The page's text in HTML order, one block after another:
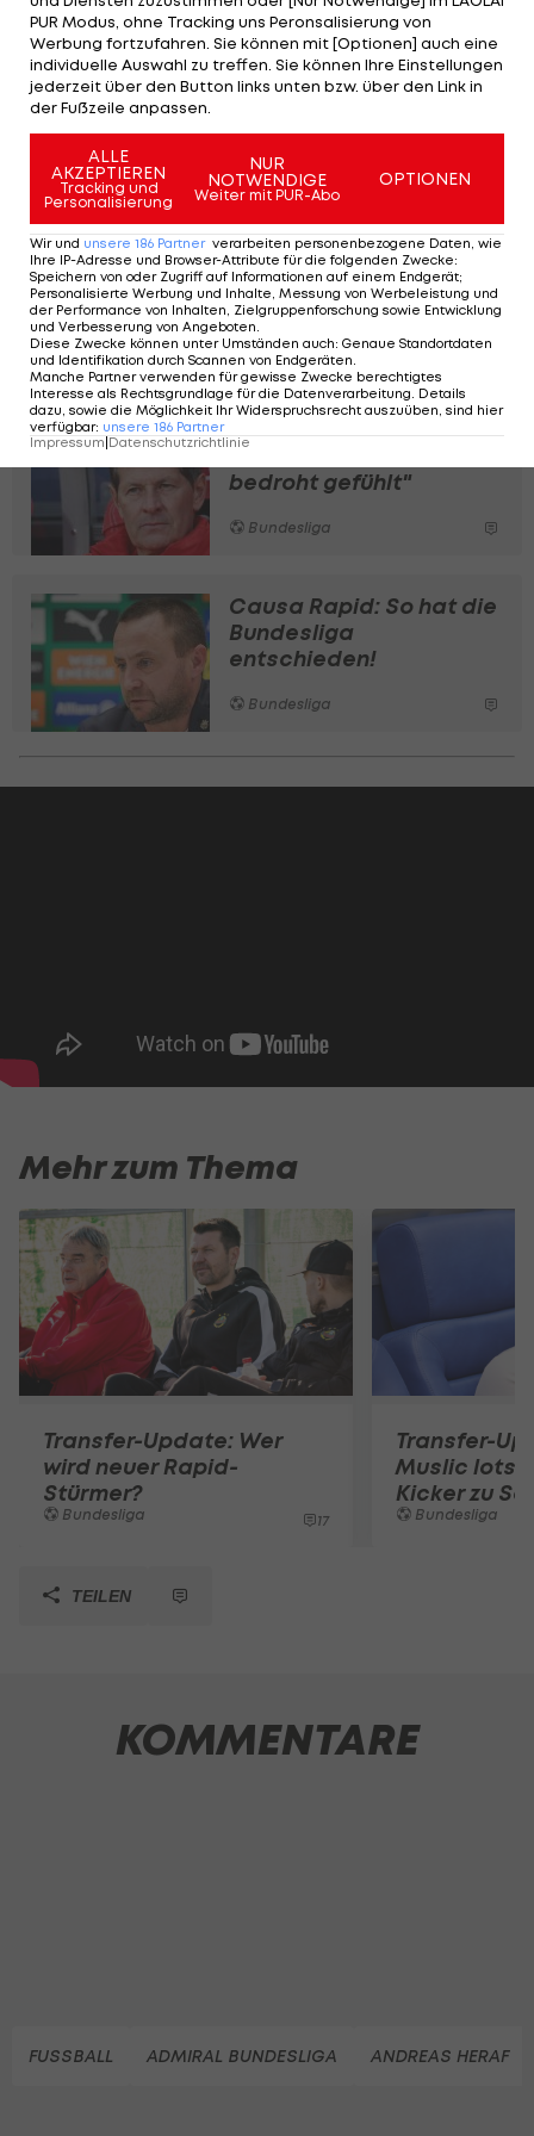
Feld gestellt wurden, kommen jeweils mit einem
Spiel Sperre davon. Frieser hatte Bundesliga-
Debütant Thomas Geris mit hohem Bein im
Gesicht getroffen, Routinier Grabher verhinderte
ein Rapid-Tor per Oberarm. Das Verfahren gegen
Rapid-Co-Trainer Thomas Kraus wurde indes
eingestellt.
DSV-Leoben-Kicker Chekhou Dieng bekam für sein
rüdes Foul an Amstettens Dominik Starkl zwei
Spiele Sperre, davon eines bedingt
aufgebrummt.
Heraf erklärt Fan-Disput:
"Familie hat sich
bedroht gefühlt"
Bundesliga
Causa Rapid: So hat die
Bundesliga
entschieden!
Bundesliga
Mehr zum Thema
Transfer-Update: Wer
wird neuer Rapid-
Stürmer?
Bundesliga 17
Transfer-
Muslic lotst
Kicker zu
Bundesliga
TEILEN
KOMMENTARE
FUSSBALL ADMIRAL BUNDESLIGA ANDREAS HERAF
PUR Modus, ohne Tracking uns Peronsalisierung von
Werbung fortzufahren. Sie können mit [Optionen] auch eine
individuelle Auswahl zu treffen. Sie können Ihre Einstellungen
jederzeit über den Button links unten bzw. über den Link in
der Fußzeile anpassen.
ALLE
AKZEPTIEREN
Tracking und
Personalisierung
NUR
NOTWENDIGE
Weiter mit PUR-Abo
OPTIONEN
Wir und unsere 186 Partner verarbeiten personenbezogene Daten, wie
Ihre IP-Adresse und Browser-Attribute für die folgenden Zwecke:
Speichern von oder Zugriff auf Informationen auf einem Endgerät;
Personalisierte Werbung und Inhalte, Messung von Werbeleistung und
der Performance von Inhalten, Zielgruppenforschung sowie Entwicklung
und Verbesserung von Angeboten.
Diese Zwecke können unter Umständen auch: Genaue Standortdaten
und Identifikation durch Scannen von Endgeräten.
Manche Partner verwenden für gewisse Zwecke berechtigtes
Interesse als Rechtsgrundlage für die Datenverarbeitung. Details
dazu, sowie die Möglichkeit Ihr Widerspruchsrecht auszuüben, sind hier
verfügbar: unsere 186 Partner
Impressum Datenschutzrichtlinie